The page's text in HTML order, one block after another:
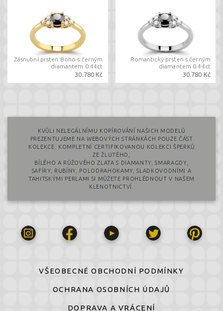
Zásnubní prsten Boho s černým
diamantem 0.44ct
30.780 Kč
Romantický prsten s černým
diamantem 0.44ct
30.780 Kč
KVŮLI NELEGÁLNÍMU KOPÍROVÁNÍ NAŠICH MODELŮ
PREZENTUJEME NA WEBOVÝCH STRÁNKÁCH POUZE ČÁST
KOLEKCE. KOMPLETNÍ CERTIFIKOVANOU KOLEKCI ŠPERKŮ
ZE ŽLUTÉHO,
BÍLÉHO A RŮŽOVÉHO ZLATA S DIAMANTY, SMARAGDY,
SAFÍRY, RUBÍNY, POLODRAHOKAMY, SLADKOVODNÍMI A
TAHITSKÝMI PERLAMI SI MŮŽETE PROHLÉDNOUT V NAŠEM
KLENOTNICTVÍ.
VŠEOBECNÉ OBCHODNÍ PODMÍNKY
OCHRANA OSOBNÍCH ÚDAJŮ
DOPRAVA A VRÁCENÍ